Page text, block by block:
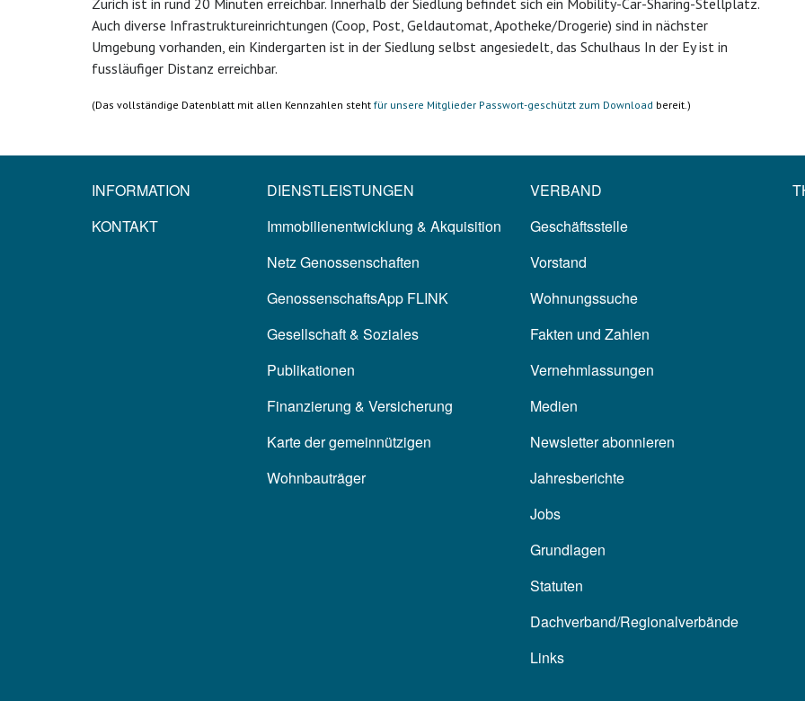
Zürich ist in rund 20 Minuten erreichbar. Innerhalb der Siedlung befindet sich ein Mobility-Car-Sharing-Stellplatz.
Auch diverse Infrastruktureinrichtungen (Coop, Post, Geldautomat, Apotheke/Drogerie) sind in nächster
Umgebung vorhanden, ein Kindergarten ist in der Siedlung selbst angesiedelt, das Schulhaus In der Ey ist in
fussläufiger Distanz erreichbar.
(Das vollständige Datenblatt mit allen Kennzahlen steht für unsere Mitglieder Passwort-geschützt zum Download bereit.)
INFORMATION
KONTAKT
DIENSTLEISTUNGEN
Immobilienentwicklung & Akquisition
Netz Genossenschaften
GenossenschaftsApp FLINK
Gesellschaft & Soziales
Publikationen
Finanzierung & Versicherung
Karte der gemeinnützigen
Wohnbauträger
VERBAND
Geschäftsstelle
Vorstand
Wohnungssuche
Fakten und Zahlen
Vernehmlassungen
Medien
Newsletter abonnieren
Jahresberichte
Jobs
Grundlagen
Statuten
Dachverband/Regionalverbände
Links